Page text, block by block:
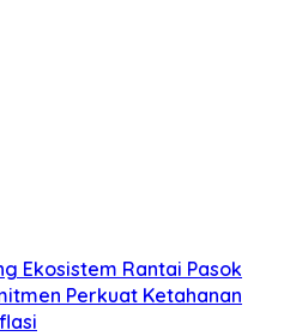
Ekosistem Rantai Pasok
Perkuat Ketahanan